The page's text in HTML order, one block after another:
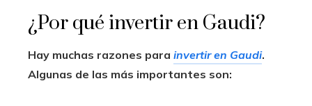
¿Por qué invertir en Gaudi?
Hay muchas razones para invertir en Gaudi.
Algunas de las más importantes son: